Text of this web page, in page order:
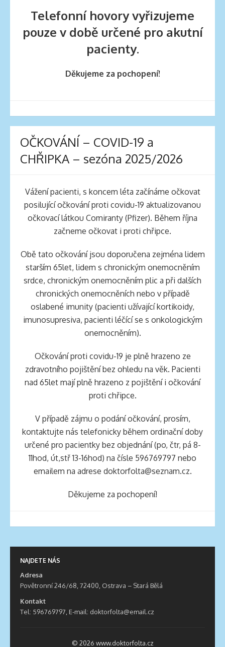
Telefonní hovory vyřizujeme
pouze v době určené pro akutní
pacienty.
Děkujeme za pochopení!
OČKOVÁNÍ – COVID-19 a
CHŘIPKA – sezóna 2025/2026
Vážení pacienti, s koncem léta začínáme očkovat
posilující očkování proti covidu-19 aktualizovanou
očkovací látkou Comiranty (Pfizer). Během října
začneme očkovat i proti chřipce.
Obě tato očkování jsou doporučena zejména lidem
starším 65let, lidem s chronickým onemocněním
srdce, chronickým onemocněním plic a při dalších
chronických onemocněních nebo v případě
oslabené imunity (pacienti užívající kortikoidy,
imunosupresiva, pacienti léčící se s onkologickým
onemocněním).
Očkování proti covidu-19 je plně hrazeno ze
zdravotního pojištění bez ohledu na věk. Pacienti
nad 65let mají plně hrazeno z pojištění i očkování
proti chřipce.
V případě zájmu o podání očkování, prosím,
kontaktujte nás telefonicky během ordinační doby
určené pro pacientky bez objednání (po, čtr, pá 8-
11hod, út,stř 13-16hod) na čísle 596769797 nebo
emailem na adrese doktorfolta@seznam.cz.
Děkujeme za pochopení!
NAJDETE NÁS
Adresa
Povětronní 246/68, 72400, Ostrava – Stará Bělá
Kontakt
Tel: 596769797, E-mail: doktorfolta@email.cz
© 2026 www.doktorfolta.cz